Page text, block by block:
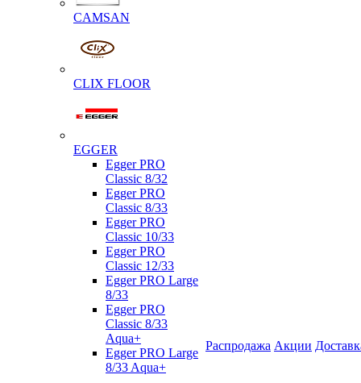
CAMSAN
CLIX FLOOR
EGGER
Egger PRO
Classic 8/32
Egger PRO
Classic 8/33
Egger PRO
Classic 10/33
Egger PRO
Classic 12/33
Egger PRO Large
8/33
Egger PRO
Classic 8/33
Aqua+
Egger PRO Large
8/33 Aqua+
Распродажа Акции